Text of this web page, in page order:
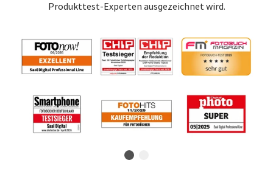
Produkttest-Experten ausgezeichnet wird.